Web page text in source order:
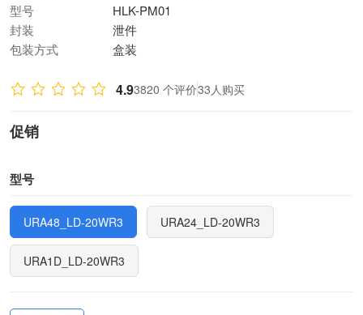
型号
HLK-PM01
封装
泄件
包装方式
盒装
4.93820 个评价33人购买
促销
型号
URA48_LD-20WR3 URA24_LD-20WR3
URA1D_LD-20WR3